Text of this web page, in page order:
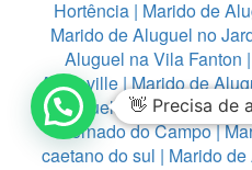
Hortência | Marido de
Marido de Aluguel no
Aluguel na Vila Fanton |
Alphaville|Marido de
Aluguel em Diadema |
Bernado do Campo|
caetano do sul | Marido
👋 Precisa de